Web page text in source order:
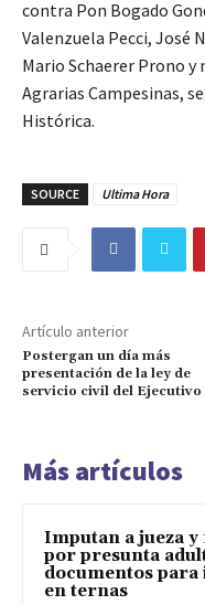
contra Pon Bogado
Valenzuela Pecci, José
Mario Schaerer Prono
Agrarias Campesinas,
Histórica.
SOURCE Ultima Hora
Artículo anterior
Postergan un día más
presentación de la ley de
servicio civil del Ejecutivo
Más artículos
Imputan a jueza
por presunta
documentos
en ternas